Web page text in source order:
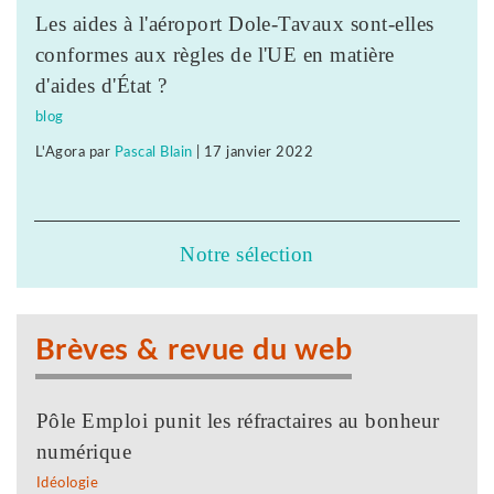
Les aides à l'aéroport Dole-Tavaux sont-elles
conformes aux règles de l'UE en matière
d'aides d'État ?
blog
L'Agora par Pascal Blain 17 janvier 2022
Notre sélection
Brèves & revue du web
Pôle Emploi punit les réfractaires au bonheur
numérique
Idéologie